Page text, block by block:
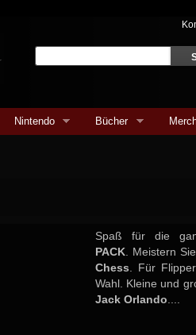
Nintendo Bücher
Spaß für die
PACK. Meistern
Chess . Für
Wahl. Kleine und
Jack Orlando